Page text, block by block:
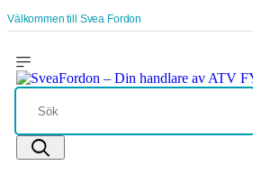
Välkommen till Svea Fordon